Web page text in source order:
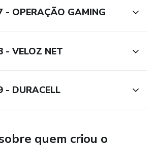
- OPERAÇÃO GAMING
- VELOZ NET
- DURACELL
quem criou o